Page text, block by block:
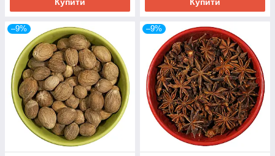
–9% –9%